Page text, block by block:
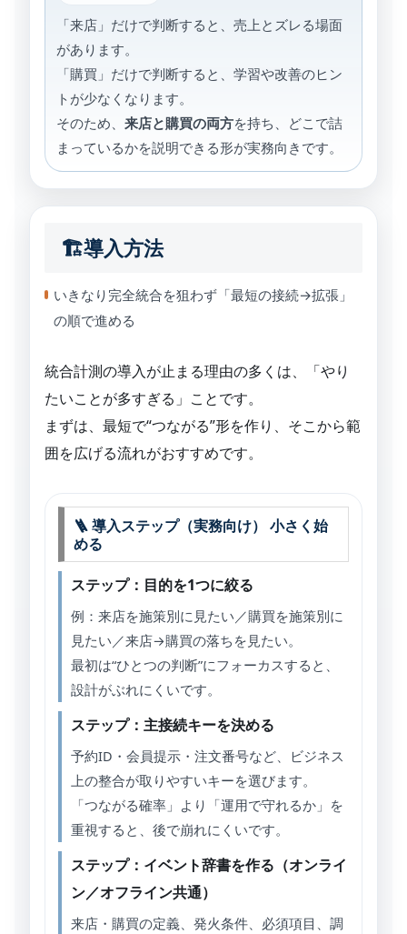
「来店」だけで判断すると、売上とズレる場面
があります。
「購買」だけで判断すると、学習や改善のヒン
トが少なくなります。
そのため、 来店と購買の両方を持ち、どこで詰
まっているかを説明できる形が実務向きです。
🏗導入方法
いきなり完全統合を狙わず「最短の接続→拡張」
の順で進める
統合計測の導入が止まる理由の多くは、「やり
たいことが多すぎる」ことです。
まずは、最短で“つながる”形を作り、そこから範
囲を広げる流れがおすすめです。
🪜 導入ステップ（実務向け） 小さく始
める
ステップ：目的を1つに絞る
例：来店を施策別に見たい／購買を施策別に
見たい／来店→購買の落ちを見たい。
最初は“ひとつの判断”にフォーカスすると、
設計がぶれにくいです。
ステップ：主接続キーを決める
予約ID・会員提示・注文番号など、ビジネス
上の整合が取りやすいキーを選びます。
「つながる確率」より「運用で守れるか」を
重視すると、後で崩れにくいです。
ステップ：イベント辞書を作る（オンライ
ン／オフライン共通）
来店・購買の定義、発火条件、必須項目、調